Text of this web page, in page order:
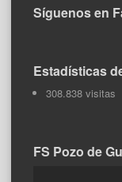
Síguenos en
Estadísticas
308.838 visitas
FS Pozo de